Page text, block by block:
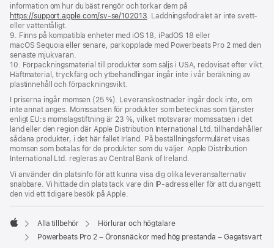
information om hur du bäst rengör och torkar dem på
https://support.apple.com/sv-se/102013 . Laddningsfodralet är inte svett-
eller vattentåligt.
9. Finns på kompatibla enheter med iOS 18, iPadOS 18 eller
macOS Sequoia eller senare, parkopplade med Powerbeats Pro 2 med den
senaste mjukvaran.
10. Förpackningsmaterial till produkter som säljs i USA, redovisat efter vikt.
Häftmaterial, tryckfärg och ytbehandlingar ingår inte i vår beräkning av
plastinnehåll och förpackningsvikt.
I priserna ingår momsen (25 %). Leveranskostnader ingår dock inte, om
inte annat anges. Momssatsen för produkter som betecknas som tjänster
enligt EU:s momslagstiftning är 23 %, vilket motsvarar momssatsen i det
land eller den region där Apple Distribution International Ltd. tillhandahåller
sådana produkter, i det här fallet Irland. På beställningsformuläret visas
momsen som betalas för de produkter som du väljer. Apple Distribution
International Ltd. regleras av Central Bank of Ireland.
Vi använder din platsinfo för att kunna visa dig olika leveransalternativ
snabbare. Vi hittade din plats tack vare din IP-adress eller för att du angett
den vid ett tidigare besök på Apple.
Apple
Alla tillbehör
Hörlurar och högtalare
Powerbeats Pro 2 – Öronsnäckor med hög prestanda – Gagatsvart